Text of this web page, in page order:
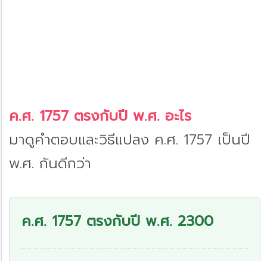
ค.ศ. 1757 ตรงกับปี พ.ศ. อะไร
มาดูคำตอบและวิธีแปลง ค.ศ. 1757 เป็นปี
พ.ศ. กันดีกว่า
ค.ศ. 1757 ตรงกับปี พ.ศ. 2300